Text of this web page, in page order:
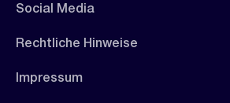
Social Media
Rechtliche Hinweise
Impressum